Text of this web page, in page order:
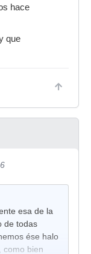
hace
que
esa de la
de todas
ése halo
como bien